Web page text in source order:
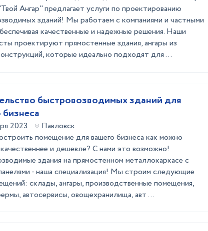
Ангар" предлагает услуги по проектированию
зданий! Мы работаем с компаниями и частными
качественные и надежные решения. Наши
проектируют прямостенные здания, ангары из
которые идеально подходят для ...
быстровозводимых зданий для
2023
Павловск
помещение для вашего бизнеса как можно
и дешевле? С нами это возможно!
здания на прямостенном металлокаркасе с
- наша специализация! Мы строим следующие
склады, ангары, производственные помещения,
автосервисы, овощехранилища, авт ...